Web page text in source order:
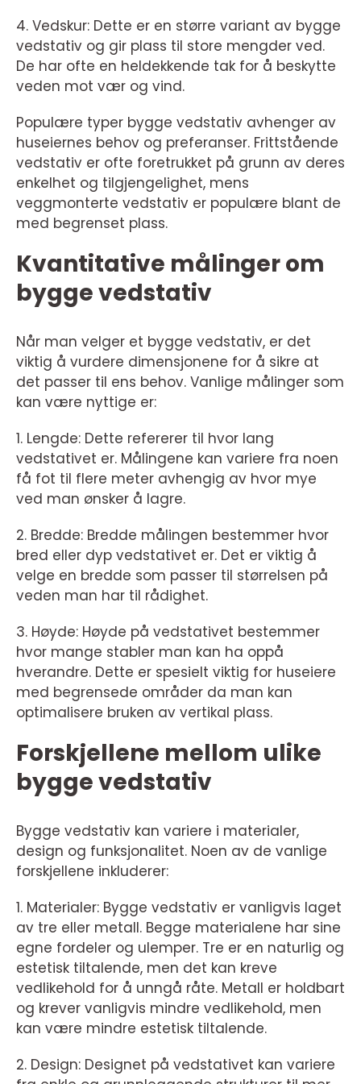
4. Vedskur: Dette er en større variant av bygge
vedstativ og gir plass til store mengder ved.
De har ofte en heldekkende tak for å beskytte
veden mot vær og vind.
Populære typer bygge vedstativ avhenger av
huseiernes behov og preferanser. Frittstående
vedstativ er ofte foretrukket på grunn av deres
enkelhet og tilgjengelighet, mens
veggmonterte vedstativ er populære blant de
med begrenset plass.
Kvantitative målinger om
bygge vedstativ
Når man velger et bygge vedstativ, er det
viktig å vurdere dimensjonene for å sikre at
det passer til ens behov. Vanlige målinger som
kan være nyttige er:
1. Lengde: Dette refererer til hvor lang
vedstativet er. Målingene kan variere fra noen
få fot til flere meter avhengig av hvor mye
ved man ønsker å lagre.
2. Bredde: Bredde målingen bestemmer hvor
bred eller dyp vedstativet er. Det er viktig å
velge en bredde som passer til størrelsen på
veden man har til rådighet.
3. Høyde: Høyde på vedstativet bestemmer
hvor mange stabler man kan ha oppå
hverandre. Dette er spesielt viktig for huseiere
med begrensede områder da man kan
optimalisere bruken av vertikal plass.
Forskjellene mellom ulike
bygge vedstativ
Bygge vedstativ kan variere i materialer,
design og funksjonalitet. Noen av de vanlige
forskjellene inkluderer:
1. Materialer: Bygge vedstativ er vanligvis laget
av tre eller metall. Begge materialene har sine
egne fordeler og ulemper. Tre er en naturlig og
estetisk tiltalende, men det kan kreve
vedlikehold for å unngå råte. Metall er holdbart
og krever vanligvis mindre vedlikehold, men
kan være mindre estetisk tiltalende.
2. Design: Designet på vedstativet kan variere